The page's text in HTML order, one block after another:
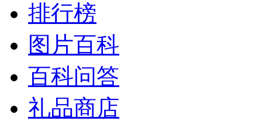
排行榜
图片百科
百科问答
礼品商店